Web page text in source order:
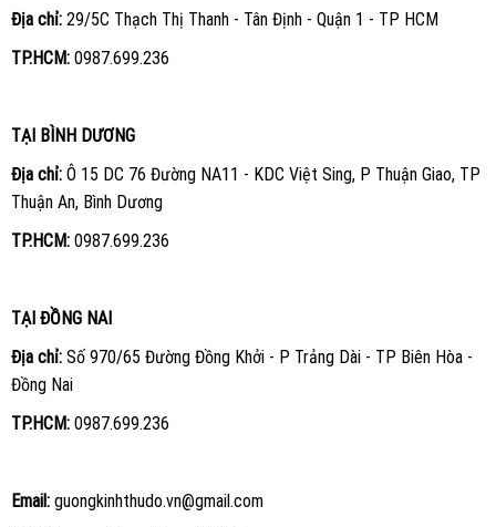
Địa chỉ:29/5C Thạch Thị Thanh - Tân Định - Quận 1 - TP HCM
TP.HCM: 0987.699.236
TẠI BÌNH DƯƠNG
Địa chỉ:Ô 15 DC 76 Đường NA11 - KDC Việt Sing, P Thuận Giao, TP
Thuận An, Bình Dương
TP.HCM: 0987.699.236
TẠI ĐỒNG NAI
Địa chỉ:Số 970/65 Đường Đồng Khởi - P Trảng Dài - TP Biên Hòa -
Đồng Nai
TP.HCM: 0987.699.236
Email:guongkinhthudo.vn@gmail.com